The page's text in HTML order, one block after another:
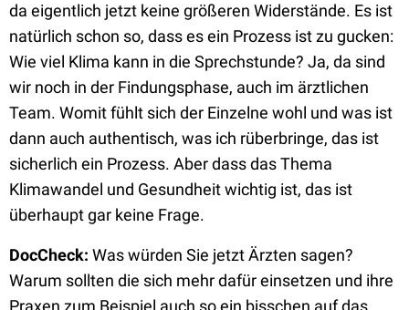
da eigentlich jetzt keine größeren Widerstände. Es ist
natürlich schon so, dass es ein Prozess ist zu gucken:
Wie viel Klima kann in die Sprechstunde? Ja, da sind
wir noch in der Findungsphase, auch im ärztlichen
Team. Womit fühlt sich der Einzelne wohl und was ist
dann auch authentisch, was ich rüberbringe, das ist
sicherlich ein Prozess. Aber dass das Thema
Klimawandel und Gesundheit wichtig ist, das ist
überhaupt gar keine Frage.
DocCheck: Was würden Sie jetzt Ärzten sagen?
Warum sollten die sich mehr dafür einsetzen und ihre
Praxen zum Beispiel auch so ein bisschen auf das